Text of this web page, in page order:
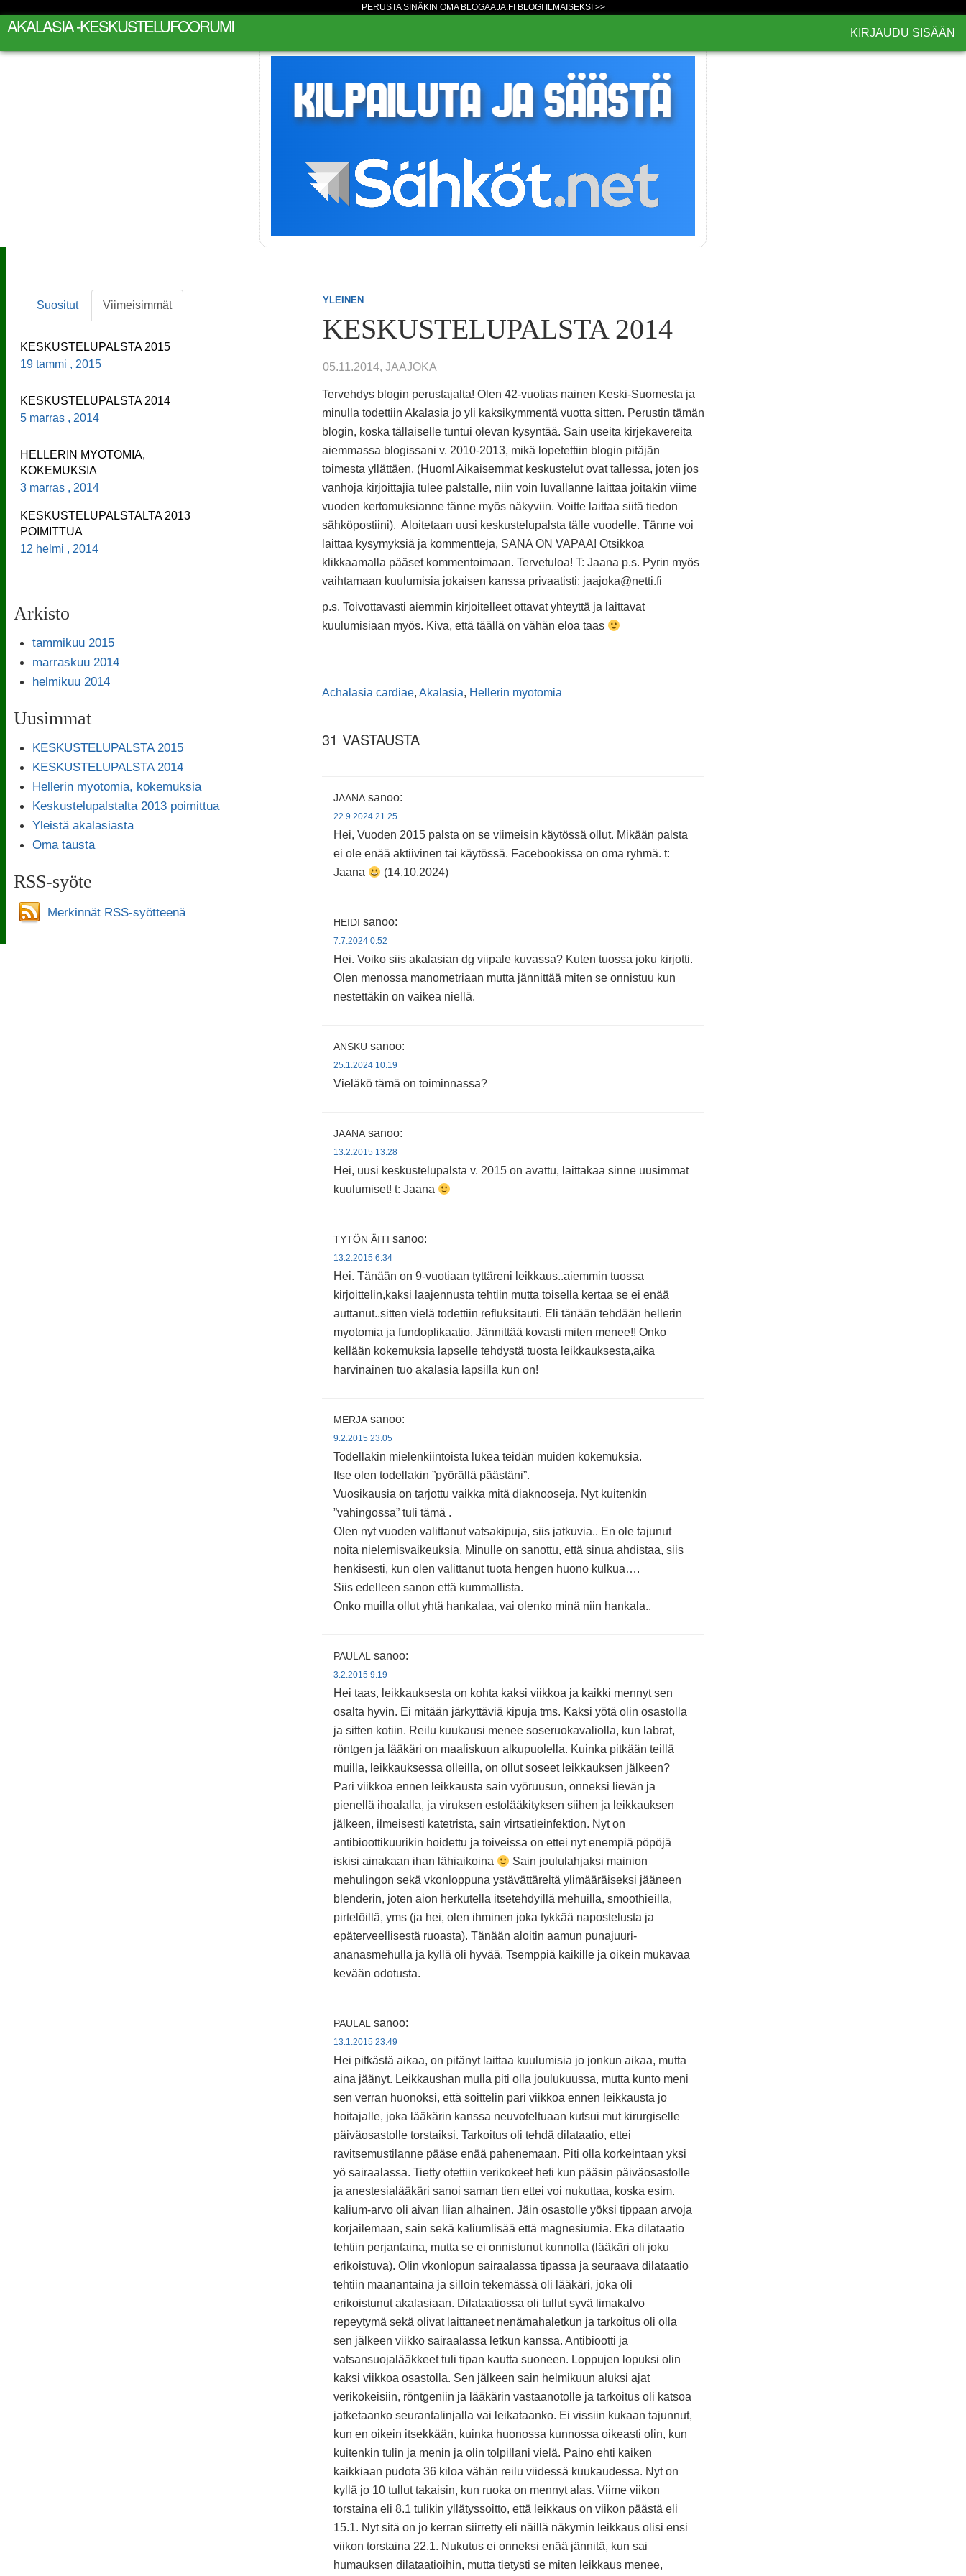
PERUSTA SINÄKIN OMA BLOGAAJA.FI BLOGI ILMAISEKSI >>
AKALASIA -KESKUSTELUFOORUMI KIRJAUDU SISÄÄN
YLEINEN
KESKUSTELUPALSTA 2014
05.11.2014, JAAJOKA
Tervehdys blogin perustajalta! Olen 42-vuotias nainen Keski-Suomesta ja
minulla todettiin Akalasia jo yli kaksikymmentä vuotta sitten. Perustin tämän
blogin, koska tällaiselle tuntui olevan kysyntää. Sain useita kirjekavereita
aiemmassa blogissani v. 2010-2013, mikä lopetettiin blogin pitäjän
toimesta yllättäen. (Huom! Aikaisemmat keskustelut ovat tallessa, joten jos
vanhoja kirjoittajia tulee palstalle, niin voin luvallanne laittaa joitakin viime
vuoden kertomuksianne tänne myös näkyviin. Voitte laittaa siitä tiedon
sähköpostiini). Aloitetaan uusi keskustelupalsta tälle vuodelle. Tänne voi
laittaa kysymyksiä ja kommentteja, SANA ON VAPAA! Otsikkoa
klikkaamalla pääset kommentoimaan. Tervetuloa! T: Jaana p.s. Pyrin myös
vaihtamaan kuulumisia jokaisen kanssa privaatisti: jaajoka@netti.fi
p.s. Toivottavasti aiemmin kirjoitelleet ottavat yhteyttä ja laittavat
kuulumisiaan myös. Kiva, että täällä on vähän eloa taas
Achalasia cardiae, Akalasia, Hellerin myotomia
31 VASTAUSTA
JAANA sanoo:
22.9.2024 21.25
Hei, Vuoden 2015 palsta on se viimeisin käytössä ollut. Mikään palsta
ei ole enää aktiivinen tai käytössä. Facebookissa on oma ryhmä. t:
Jaana
(14.10.2024)
HEIDI sanoo:
7.7.2024 0.52
Hei. Voiko siis akalasian dg viipale kuvassa? Kuten tuossa joku kirjotti.
Olen menossa manometriaan mutta jännittää miten se onnistuu kun
nestettäkin on vaikea niellä.
ANSKU sanoo:
25.1.2024 10.19
Vieläkö tämä on toiminnassa?
JAANA sanoo:
13.2.2015 13.28
Hei, uusi keskustelupalsta v. 2015 on avattu, laittakaa sinne uusimmat
kuulumiset! t: Jaana
TYTÖN ÄITI sanoo:
13.2.2015 6.34
Hei. Tänään on 9-vuotiaan tyttäreni leikkaus..aiemmin tuossa
kirjoittelin,kaksi laajennusta tehtiin mutta toisella kertaa se ei enää
auttanut..sitten vielä todettiin refluksitauti. Eli tänään tehdään hellerin
myotomia ja fundoplikaatio. Jännittää kovasti miten menee!! Onko
kellään kokemuksia lapselle tehdystä tuosta leikkauksesta,aika
harvinainen tuo akalasia lapsilla kun on!
MERJA sanoo:
9.2.2015 23.05
Todellakin mielenkiintoista lukea teidän muiden kokemuksia.
Itse olen todellakin ”pyörällä päästäni”.
Vuosikausia on tarjottu vaikka mitä diaknooseja. Nyt kuitenkin
”vahingossa” tuli tämä .
Olen nyt vuoden valittanut vatsakipuja, siis jatkuvia.. En ole tajunut
noita nielemisvaikeuksia. Minulle on sanottu, että sinua ahdistaa, siis
henkisesti, kun olen valittanut tuota hengen huono kulkua….
Siis edelleen sanon että kummallista.
Onko muilla ollut yhtä hankalaa, vai olenko minä niin hankala..
PAULAL sanoo:
3.2.2015 9.19
Hei taas, leikkauksesta on kohta kaksi viikkoa ja kaikki mennyt sen
osalta hyvin. Ei mitään järkyttäviä kipuja tms. Kaksi yötä olin osastolla
ja sitten kotiin. Reilu kuukausi menee soseruokavaliolla, kun labrat,
röntgen ja lääkäri on maaliskuun alkupuolella. Kuinka pitkään teillä
muilla, leikkauksessa olleilla, on ollut soseet leikkauksen jälkeen?
Pari viikkoa ennen leikkausta sain vyöruusun, onneksi lievän ja
pienellä ihoalalla, ja viruksen estolääkityksen siihen ja leikkauksen
jälkeen, ilmeisesti katetrista, sain virtsatieinfektion. Nyt on
antibioottikuurikin hoidettu ja toiveissa on ettei nyt enempiä pöpöjä
iskisi ainakaan ihan lähiaikoina
Sain joululahjaksi mainion
mehulingon sekä vkonloppuna ystävättäreltä ylimääräiseksi jääneen
blenderin, joten aion herkutella itsetehdyillä mehuilla, smoothieilla,
pirtelöillä, yms (ja hei, olen ihminen joka tykkää napostelusta ja
epäterveellisestä ruoasta). Tänään aloitin aamun punajuuri-
ananasmehulla ja kyllä oli hyvää. Tsemppiä kaikille ja oikein mukavaa
kevään odotusta.
PAULAL sanoo:
13.1.2015 23.49
Hei pitkästä aikaa, on pitänyt laittaa kuulumisia jo jonkun aikaa, mutta
aina jäänyt. Leikkaushan mulla piti olla joulukuussa, mutta kunto meni
sen verran huonoksi, että soittelin pari viikkoa ennen leikkausta jo
hoitajalle, joka lääkärin kanssa neuvoteltuaan kutsui mut kirurgiselle
päiväosastolle torstaiksi. Tarkoitus oli tehdä dilataatio, ettei
ravitsemustilanne pääse enää pahenemaan. Piti olla korkeintaan yksi
yö sairaalassa. Tietty otettiin verikokeet heti kun pääsin päiväosastolle
ja anestesialääkäri sanoi saman tien ettei voi nukuttaa, koska esim.
kalium-arvo oli aivan liian alhainen. Jäin osastolle yöksi tippaan arvoja
korjailemaan, sain sekä kaliumlisää että magnesiumia. Eka dilataatio
tehtiin perjantaina, mutta se ei onnistunut kunnolla (lääkäri oli joku
erikoistuva). Olin vkonlopun sairaalassa tipassa ja seuraava dilataatio
tehtiin maanantaina ja silloin tekemässä oli lääkäri, joka oli
erikoistunut akalasiaan. Dilataatiossa oli tullut syvä limakalvo
repeytymä sekä olivat laittaneet nenämahaletkun ja tarkoitus oli olla
sen jälkeen viikko sairaalassa letkun kanssa. Antibiootti ja
vatsansuojalääkkeet tuli tipan kautta suoneen. Loppujen lopuksi olin
kaksi viikkoa osastolla. Sen jälkeen sain helmikuun aluksi ajat
verikokeisiin, röntgeniin ja lääkärin vastaanotolle ja tarkoitus oli katsoa
jatketaanko seurantalinjalla vai leikataanko. Ei vissiin kukaan tajunnut,
kun en oikein itsekkään, kuinka huonossa kunnossa oikeasti olin, kun
kuitenkin tulin ja menin ja olin tolpillani vielä. Paino ehti kaiken
kaikkiaan pudota 36 kiloa vähän reilu viidessä kuukaudessa. Nyt on
kyllä jo 10 tullut takaisin, kun ruoka on mennyt alas. Viime viikon
torstaina eli 8.1 tulikin yllätyssoitto, että leikkaus on viikon päästä eli
15.1. Nyt sitä on jo kerran siirretty eli näillä näkymin leikkaus olisi ensi
viikon torstaina 22.1. Nukutus ei onneksi enää jännitä, kun sai
humauksen dilataatioihin, mutta tietysti se miten leikkaus menee,
Suositut Viimeisimmät
KESKUSTELUPALSTA 2015
19 tammi , 2015
KESKUSTELUPALSTA 2014
5 marras , 2014
HELLERIN MYOTOMIA,
KOKEMUKSIA
3 marras , 2014
KESKUSTELUPALSTALTA 2013
POIMITTUA
12 helmi , 2014
Arkisto
tammikuu 2015
marraskuu 2014
helmikuu 2014
Uusimmat
KESKUSTELUPALSTA 2015
KESKUSTELUPALSTA 2014
Hellerin myotomia, kokemuksia
Keskustelupalstalta 2013 poimittua
Yleistä akalasiasta
Oma tausta
RSS-syöte
Merkinnät RSS-syötteenä